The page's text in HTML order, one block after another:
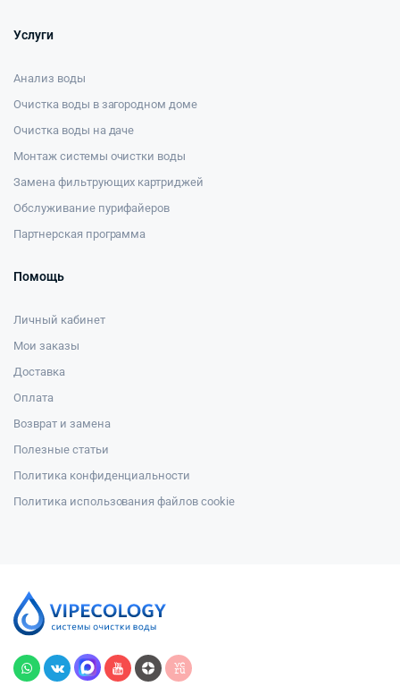
Услуги
Анализ воды
Очистка воды в загородном доме
Очистка воды на даче
Монтаж системы очистки воды
Замена фильтрующих картриджей
Обслуживание пурифайеров
Партнерская программа
Помощь
Личный кабинет
Мои заказы
Доставка
Оплата
Возврат и замена
Полезные статьи
Политика конфиденциальности
Политика использования файлов cookie